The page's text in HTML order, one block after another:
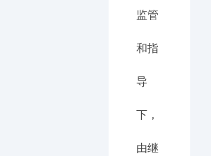
监管
和指
导
下，
由继